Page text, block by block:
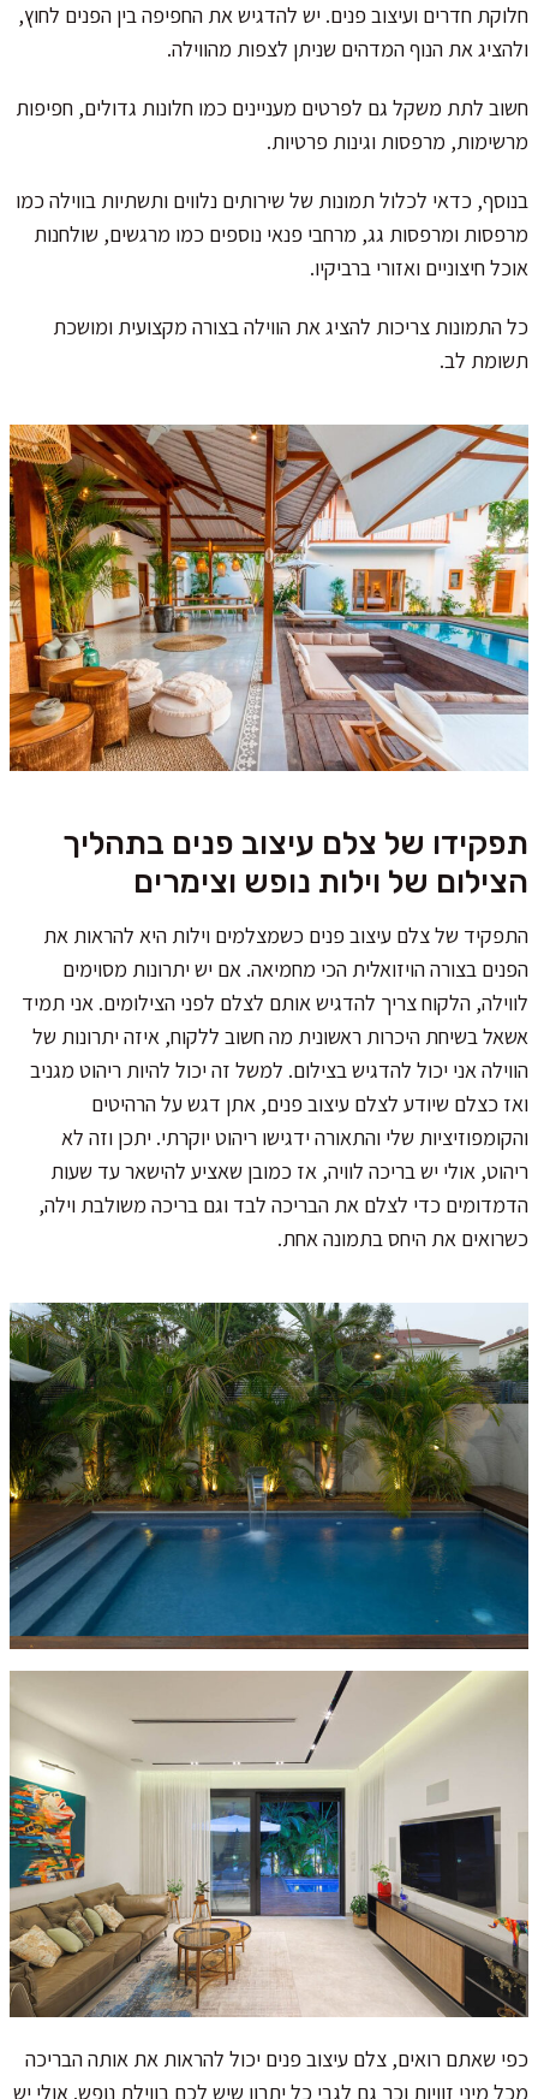
חלוקת חדרים ועיצוב פנים. יש להדגיש את החפיפה בין הפנים לחוץ,
ולהציג את הנוף המדהים שניתן לצפות מהווילה.
חשוב לתת משקל גם לפרטים מעניינים כמו חלונות גדולים, חפיפות
מרשימות, מרפסות וגינות פרטיות.
בנוסף, כדאי לכלול תמונות של שירותים נלווים ותשתיות בווילה כמו
מרפסות ומרפסות גג, מרחבי פנאי נוספים כמו מרגשים, שולחנות
אוכל חיצוניים ואזורי ברביקיו.
כל התמונות צריכות להציג את הווילה בצורה מקצועית ומושכת
תשומת לב.
תפקידו של צלם עיצוב פנים בתהליך
הצילום של וילות נופש וצימרים
התפקיד של צלם עיצוב פנים כשמצלמים וילות היא להראות את
הפנים בצורה הויזואלית הכי מחמיאה. אם יש יתרונות מסוימים
לווילה, הלקוח צריך להדגיש אותם לצלם לפני הצילומים. אני תמיד
אשאל בשיחת היכרות ראשונית מה חשוב ללקוח, איזה יתרונות של
הווילה אני יכול להדגיש בצילום. למשל זה יכול להיות ריהוט מגניב
ואז כצלם שיודע לצלם עיצוב פנים, אתן דגש על הרהיטים
והקומפוזיציות שלי והתאורה ידגישו ריהוט יוקרתי. יתכן וזה לא
ריהוט, אולי יש בריכה לוויה, אז כמובן שאציע להישאר עד שעות
הדמדומים כדי לצלם את הבריכה לבד וגם בריכה משולבת וילה,
כשרואים את היחס בתמונה אחת.
כפי שאתם רואים, צלם עיצוב פנים יכול להראות את אותה הבריכה
מכל מיני זוויות וכך גם לגבי כל יתרון שיש לכם בווילת נופש. אולי יש